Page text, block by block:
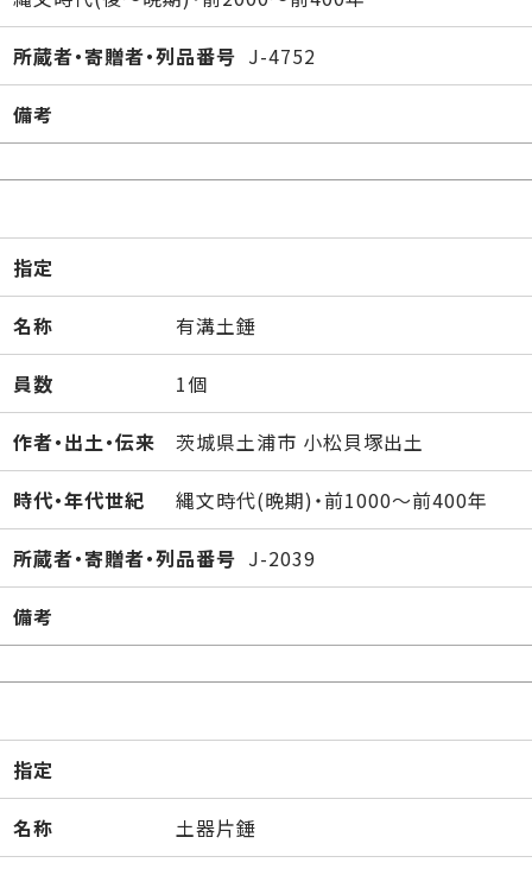
所蔵者・寄贈者・列品番号 J-4752
備考
指定
名称 有溝土錘
員数 1個
作者・出土・伝来 茨城県土浦市 小松貝塚出土
時代・年代世紀 縄文時代(晩期)・前1000～前400年
所蔵者・寄贈者・列品番号 J-2039
備考
指定
名称 土器片錘